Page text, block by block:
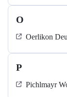
O
Oerlikon
P
Pichlmayr